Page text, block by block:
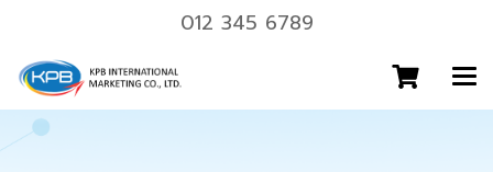
012 345 6789